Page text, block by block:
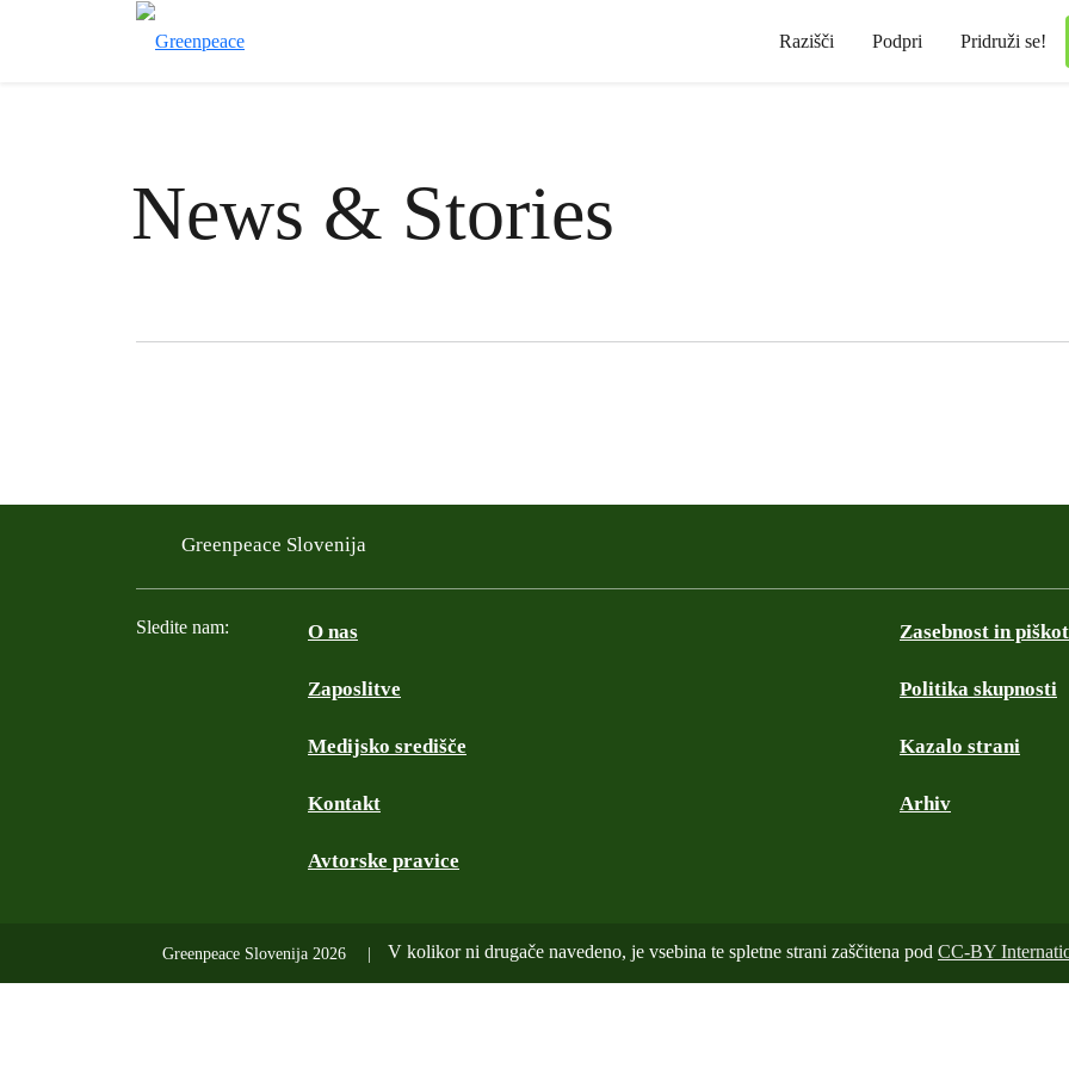
Razišči Podpri Pridruži se!
News & Stories
Filtered results
Greenpeace Slovenija
Sledite nam: O nas
Zaposlitve
Medijsko središče
Kontakt
Avtorske pravice
Zasebnost in
Politika skupnosti
Kazalo strani
Arhiv
Greenpeace Slovenija 2026 V kolikor ni drugače navedeno, je vsebina te spletne strani zaščitena pod CC-BY